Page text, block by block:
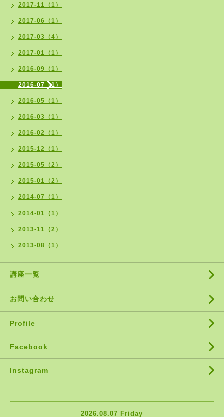
2017-11（1）
2017-06（1）
2017-03（4）
2017-01（1）
2016-09（1）
2016-07（1）
2016-05（1）
2016-03（1）
2016-02（1）
2015-12（1）
2015-05（2）
2015-01（2）
2014-07（1）
2014-01（1）
2013-11（2）
2013-08（1）
講座一覧
お問い合わせ
Profile
Facebook
Instagram
2026.08.07 Friday